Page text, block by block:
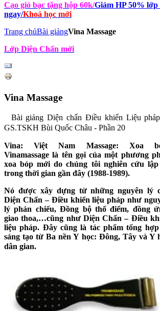
Cạo gió bạc tặng hộp 60k/Giảm HP 50% lớp
ngay/Khoá học mới
Trang chủBài giảngVina Massage
Lớp Diện Chẩn mới
Vina Massage
Bài giảng Diện chẩn Điều khiển Liệu
GS.TSKH Bùi Quốc Châu - Phần 20
Vina: Việt Nam Massage: Xoa
Vinamassage là tên gọi của một phương
xoa bóp mới do chúng tôi nghiên cứu
trong thời gian gần đây (1988-1989).
Nó được xây dựng từ những nguyên lý
Diện Chẩn – Điều khiển liệu pháp như
lý phản chiếu, Đồng bộ thổ điểm, đồng
giao thoa,…cũng như Diện Chẩn – Điều
liệu pháp. Đây cũng là tác phẩm tổng hợp
sáng tạo từ Ba nền Y học: Đông, Tây và Y
dân gian.